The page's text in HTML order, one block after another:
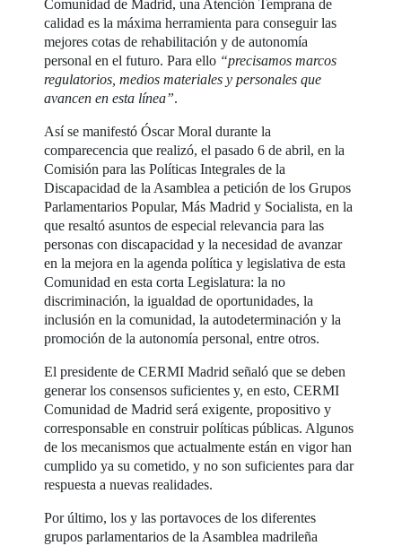
Comunidad de Madrid, una Atención Temprana de
calidad es la máxima herramienta para conseguir las
mejores cotas de rehabilitación y de autonomía
personal en el futuro. Para ello “precisamos marcos
regulatorios, medios materiales y personales que
avancen en esta línea”.
Así se manifestó Óscar Moral durante la
comparecencia que realizó, el pasado 6 de abril, en la
Comisión para las Políticas Integrales de la
Discapacidad de la Asamblea a petición de los Grupos
Parlamentarios Popular, Más Madrid y Socialista, en la
que resaltó asuntos de especial relevancia para las
personas con discapacidad y la necesidad de avanzar
en la mejora en la agenda política y legislativa de esta
Comunidad en esta corta Legislatura: la no
discriminación, la igualdad de oportunidades, la
inclusión en la comunidad, la autodeterminación y la
promoción de la autonomía personal, entre otros.
El presidente de CERMI Madrid señaló que se deben
generar los consensos suficientes y, en esto, CERMI
Comunidad de Madrid será exigente, propositivo y
corresponsable en construir políticas públicas. Algunos
de los mecanismos que actualmente están en vigor han
cumplido ya su cometido, y no son suficientes para dar
respuesta a nuevas realidades.
Por último, los y las portavoces de los diferentes
grupos parlamentarios de la Asamblea madrileña